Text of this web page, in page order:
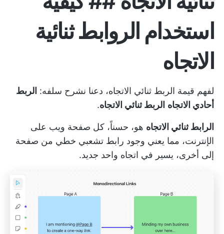
استخدام الروابط ثنائية
الاتجاه
لفهم قيمة الربط ثنائي الاتجاه، دعنا نشرح سلفه: الربط
أحادي الاتجاه الربط ثنائي الاتجاه.
الرابط ثنائي الاتجاه هو، حسناً، كل صفحة ويب على
الإنترنت، مما يعني وجود رابط تشعبي خطي من صفحة
إلى أخرى، يسير في اتجاه واحد جديد.